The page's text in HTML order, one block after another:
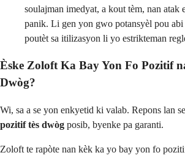
soulajman imedyat, a kout tèm, nan atak
panik. Li gen yon gwo potansyèl pou abi
poutèt sa itilizasyon li yo estrikteman
Èske Zoloft Ka Bay Yon Fo Pozitif
Dwòg?
Wi, sa a se yon enkyetid ki valab. Repons lan
pozitif tès dwòg posib, byenke pa garanti.
Zoloft te rapòte nan kèk ka yo bay yon fo